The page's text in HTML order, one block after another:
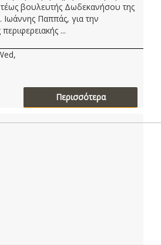
βουλευτής Δωδεκανήσου της
Ιωάννης Παππάς, για την
...
Περισσότερα